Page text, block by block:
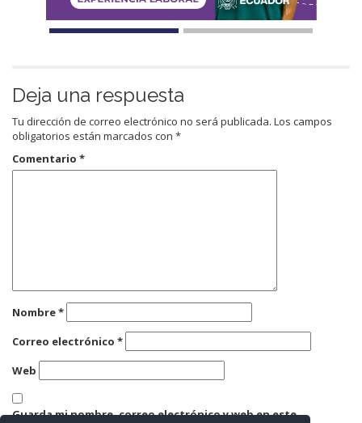
Deja una respuesta
Tu dirección de correo electrónico no será publicada. Los campos
obligatorios están marcados con *
Comentario *
Nombre*
Correo electrónico *
Web
Guarda mi nombre, correo electrónico y web en este